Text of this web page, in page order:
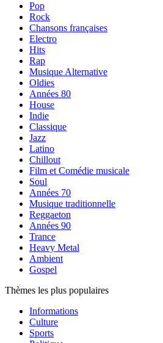
Pop
Rock
Chansons françaises
Electro
Hits
Rap
Musique Alternative
Oldies
Années 80
House
Indie
Classique
Jazz
Latino
Chillout
Film et Comédie musicale
Soul
Années 70
Musique traditionnelle
Reggaeton
Années 90
Trance
Heavy Metal
Ambient
Gospel
Thèmes les plus populaires
Informations
Culture
Sports